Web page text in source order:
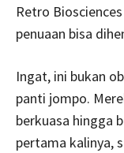
Retro
penuaan bisa
Ingat, ini bukan
panti jompo.
berkuasa hingga
pertama kalinya,